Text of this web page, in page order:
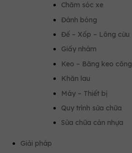
Chăm sóc xe
Đánh bóng
Đế – Xốp – Lông cừu
Giấy nhám
Keo – Băng keo
Khăn lau
Máy – Thiết bị
Quy trình sửa chữa
Sửa chữa cản nhựa
Giải pháp